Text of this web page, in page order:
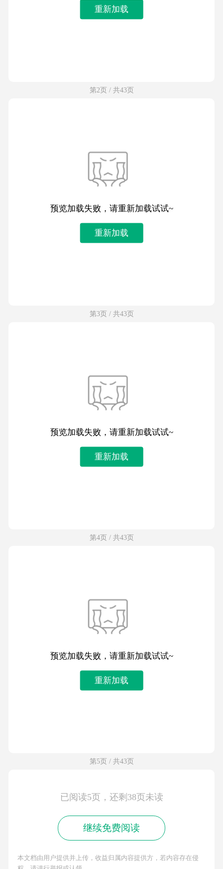
重新加载
第2页 / 共43页
预览加载失败，请重新加载试试~
重新加载
第3页 / 共43页
预览加载失败，请重新加载试试~
重新加载
第4页 / 共43页
预览加载失败，请重新加载试试~
重新加载
第5页 / 共43页
已阅读5页，还剩38页未读
继续免费阅读
本文档由用户提供并上传，收益归属内容提供方，若内容存在侵